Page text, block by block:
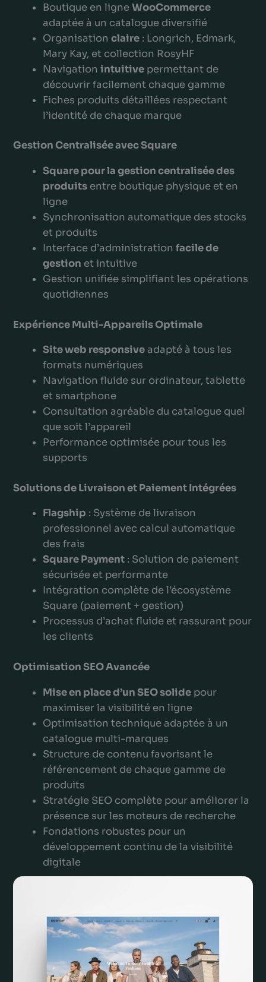
Boutique en ligneWooCommerce
adaptée à un catalogue diversifié
Organisation claire: Longrich, Edmark,
Mary Kay, et collection RosyHF
Navigation intuitivepermettant de
découvrir facilement chaque gamme
Fiches produits détaillées respectant
l’identité de chaque marque
Gestion Centralisée avec Square
Square pour la gestion centralisée des
produitsentre boutique physique et en
ligne
Synchronisation automatique des stocks
et produits
Interface d’administration facile de
gestion et intuitive
Gestion unifiée simplifiant les opérations
quotidiennes
Expérience Multi-Appareils Optimale
Site web responsiveadapté à tous les
formats numériques
Navigation fluide sur ordinateur, tablette
et smartphone
Consultation agréable du catalogue quel
que soit l’appareil
Performance optimisée pour tous les
supports
Solutions de Livraison et Paiement Intégrées
Flagship : Système de livraison
professionnel avec calcul automatique
des frais
Square Payment: Solution de paiement
sécurisée et performante
Intégration complète de l’écosystème
Square (paiement + gestion)
Processus d’achat fluide et rassurant pour
les clients
Optimisation SEO Avancée
Mise en place d’un SEO solidepour
maximiser la visibilité en ligne
Optimisation technique adaptée à un
catalogue multi-marques
Structure de contenu favorisant le
référencement de chaque gamme de
produits
Stratégie SEO complète pour améliorer la
présence sur les moteurs de recherche
Fondations robustes pour un
développement continu de la visibilité
digitale